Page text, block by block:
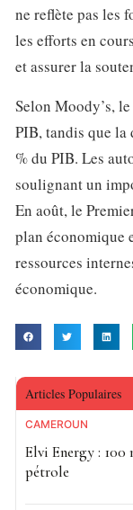
ne reflète pas les
les efforts en
et assurer la
Selon Moody’s,
PIB, tandis que
% du PIB. Les
soulignant un
En août, le
plan économique
ressources
économique.
Articles Populaires
CAMEROUN
Elvi Energy :
pétrole